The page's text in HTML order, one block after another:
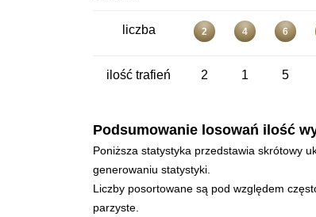
liczba 2 4 6
ilość trafień 2 1 5
Podsumowanie losowań ilość
Poniższa statystyka przedstawia skrótowy
generowaniu statystyki.
Liczby posortowane są pod względem
parzyste.